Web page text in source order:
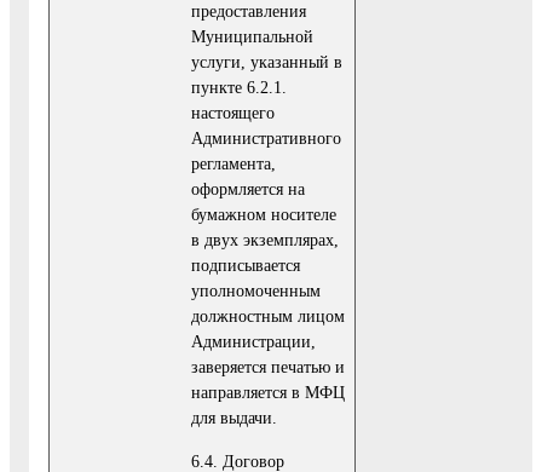
предоставления
Муниципальной
услуги, указанный в
пункте 6.2.1.
настоящего
Административного
регламента,
оформляется на
бумажном носителе
в двух экземплярах,
подписывается
уполномоченным
должностным лицом
Администрации,
заверяется печатью и
направляется в МФЦ
для выдачи.
6.4. Договор